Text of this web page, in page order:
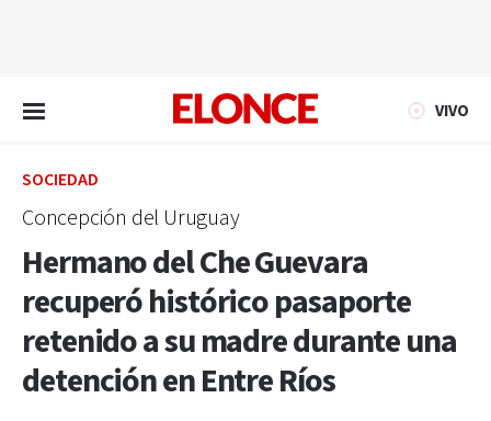
VIVO
SOCIEDAD
Concepción del Uruguay
Hermano del Che Guevara
recuperó histórico pasaporte
retenido a su madre durante una
detención en Entre Ríos